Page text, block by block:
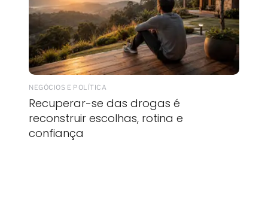
NEGÓCIOS E POLÍTICA
Recuperar-se das drogas é
reconstruir escolhas, rotina e
confiança